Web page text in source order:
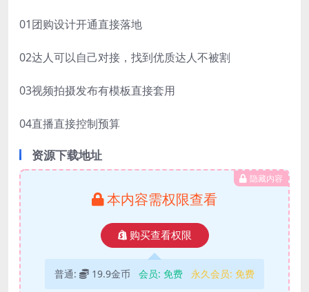
01团购设计开通直接落地
02达人可以自己对接，找到优质达人不被割
03视频拍摄发布有模板直接套用
04直播直接控制预算
资源下载地址
隐藏内容
本内容需权限查看
购买查看权限
普通: 19.9金币 会员: 免费 永久会员: 免费